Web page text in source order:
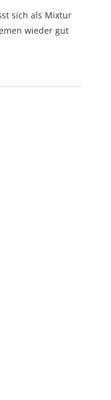
sich als Mixtur
wieder gut